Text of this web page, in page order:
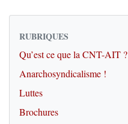
RUBRIQUES
Qu’est ce que la CNT-AIT ?
Anarchosyndicalisme !
Luttes
Brochures